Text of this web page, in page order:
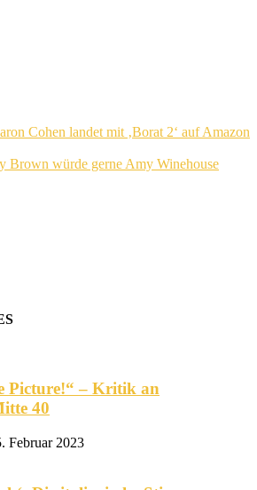
Cohen landet mit ‚Borat 2‘ auf Amazon
Brown würde gerne Amy Winehouse
Picture!“ – Kritik an
40
Februar 2023